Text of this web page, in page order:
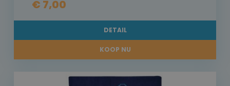
€ 7,00
DETAIL
KOOP NU